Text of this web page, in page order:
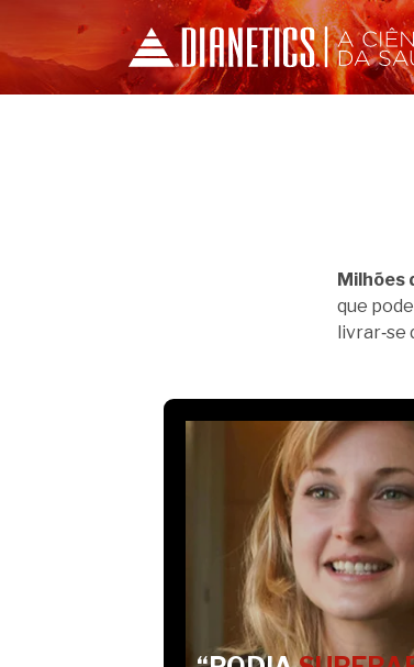
Milhões
que
livrar‑se